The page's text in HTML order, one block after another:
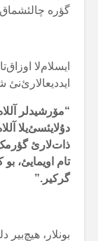
گؤرە چالئشماق
ایسلام‌لا
“مۆرشیدلر
دۇلایئسئ‌یلا
ذات‌لارئ
تام اویمایئ،
گرکیر.”
بونلار،